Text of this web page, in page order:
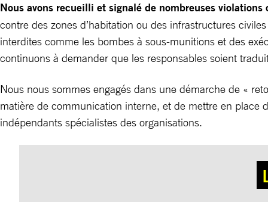
Nous avons recueilli et signalé de nombreuses violations
contre des zones d’habitation ou des infrastructures
interdites comme les bombes à sous-munitions et des
continuons à demander que les responsables soient
Nous nous sommes engagés dans une démarche de «
matière de communication interne, et de mettre en place
indépendants spécialistes des organisations.